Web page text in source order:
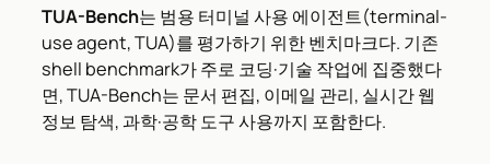
TUA-Bench는 범용 터미널 사용 에이전트(terminal-
use agent, TUA)를 평가하기 위한 벤치마크다. 기존
shell benchmark가 주로 코딩·기술 작업에 집중했다
면, TUA-Bench는 문서 편집, 이메일 관리, 실시간 웹
정보 탐색, 과학·공학 도구 사용까지 포함한다.